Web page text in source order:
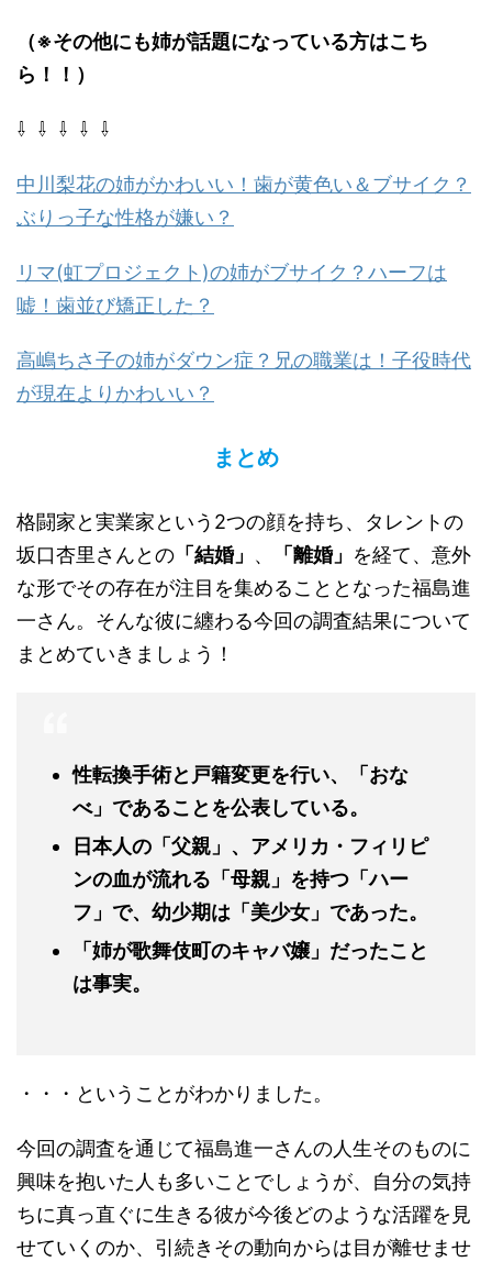
（※その他にも姉が話題になっている方はこち
ら！！）
⇩ ⇩ ⇩ ⇩ ⇩
中川梨花の姉がかわいい！歯が黄色い＆ブサイク？
ぶりっ子な性格が嫌い？
リマ(虹プロジェクト)の姉がブサイク？ハーフは
嘘！歯並び矯正した？
高嶋ちさ子の姉がダウン症？兄の職業は！子役時代
が現在よりかわいい？
まとめ
格闘家と実業家という2つの顔を持ち、タレントの
坂口杏里さんとの 「結婚」 、 「離婚」 を経て、意外
な形でその存在が注目を集めることとなった福島進
一さん。そんな彼に纏わる今回の調査結果について
まとめていきましょう！
性転換手術と戸籍変更を行い、「おな
べ」であることを公表している。
日本人の「父親」、アメリカ・フィリピ
ンの血が流れる「母親」を持つ「ハー
フ」で、幼少期は「美少女」であった。
「姉が歌舞伎町のキャバ嬢」だったこと
は事実。
・・・ということがわかりました。
今回の調査を通じて福島進一さんの人生そのものに
興味を抱いた人も多いことでしょうが、自分の気持
ちに真っ直ぐに生きる彼が今後どのような活躍を見
せていくのか、引続きその動向からは目が離せませ